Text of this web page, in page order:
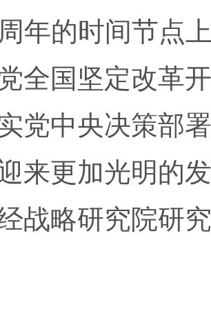
年的时间节点
全国坚定改革
党中央决策部
来更加光明的
战略研究院研